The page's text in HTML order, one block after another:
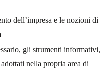
dell’impresa e le nozioni di
gli strumenti informativi,
nella propria area di